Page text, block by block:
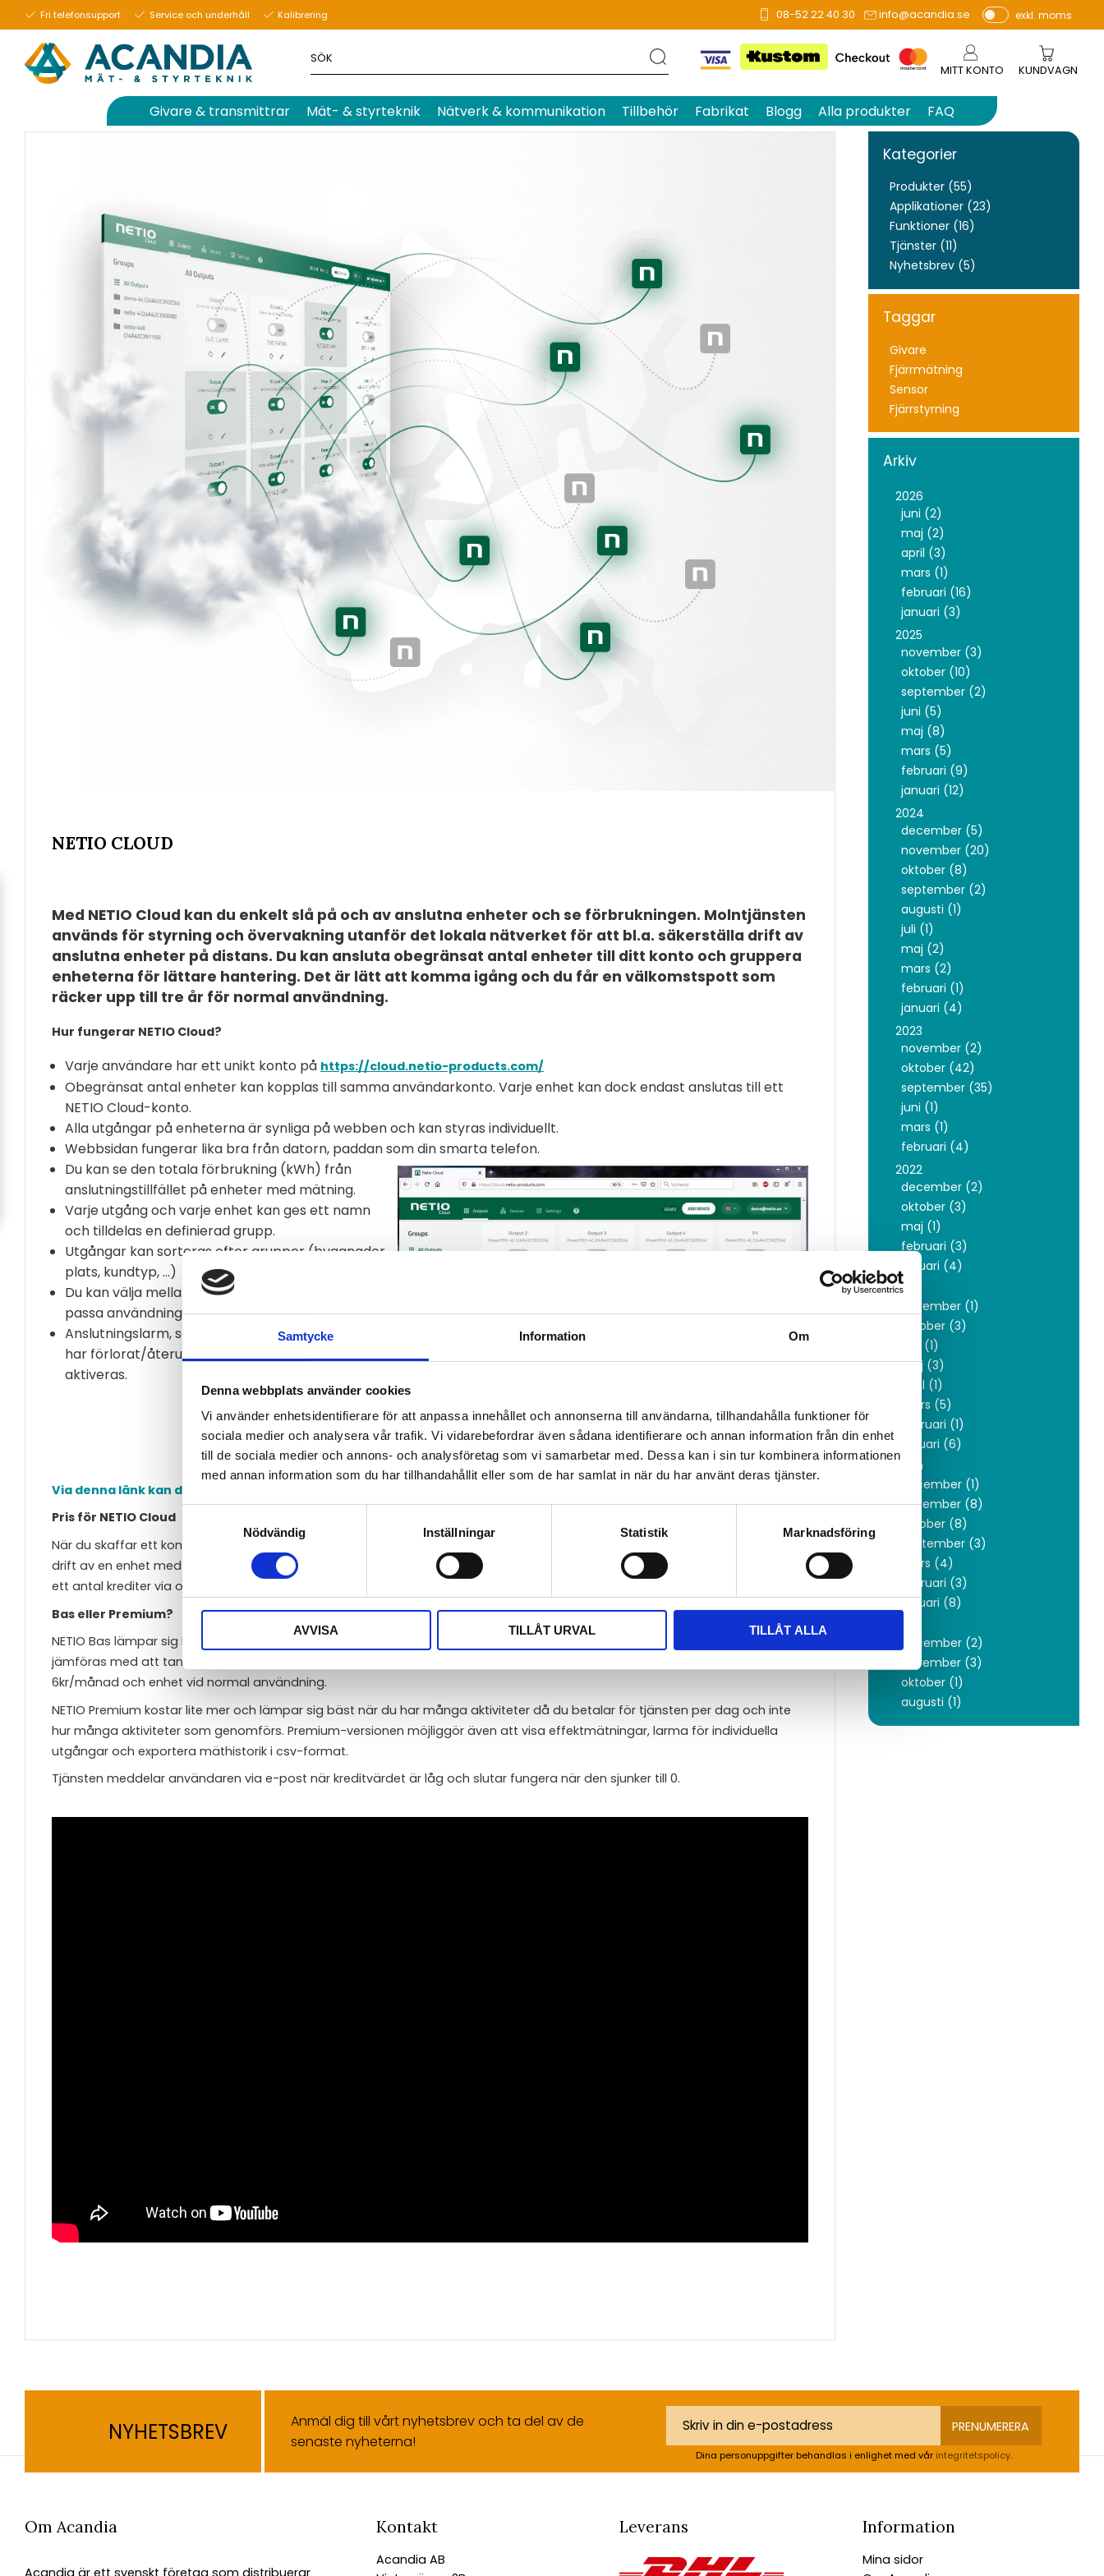
Samtycke Information Om
Denna webbplats använder cookies
Vi använder enhetsidentifierare för att anpassa innehållet och annonserna till användarna, tillhandahålla funktioner för
sociala medier och analysera vår trafik. Vi vidarebefordrar även sådana identifierare och annan information från din enhet
till de sociala medier och annons- och analysföretag som vi samarbetar med. Dessa kan i sin tur kombinera informationen
med annan information som du har tillhandahållit eller som de har samlat in när du har använt deras tjänster.
Nödvändig
Inställningar Statistik Marknadsföring
AVVISA TILLÅT URVAL TILLÅT ALLA
Fri telefonsupport Service och underhåll Kalibrering 08-52 22 40 30 info@acandia.se
P
e
r
vi
exkl. moms
MITT KONTO KUNDVAGN
Givare & transmittrar Mät- & styrteknik Nätverk & kommunikation Tillbehör Fabrikat Blogg Alla produkter FAQ
NETIO CLOUD
Med NETIO Cloud kan du enkelt slå på och av anslutna enheter och se förbrukningen. Molntjänsten
används för styrning och övervakning utanför det lokala nätverket för att bl.a. säkerställa drift av
anslutna enheter på distans. Du kan ansluta obegränsat antal enheter till ditt konto och gruppera
enheterna för lättare hantering. Det är lätt att komma igång och du får en välkomstspott som
räcker upp till tre år för normal användning.
Hur fungerar NETIO Cloud?
Varje användare har ett unikt konto på https://cloud.netio-products.com/
Obegränsat antal enheter kan kopplas till samma användarkonto. Varje enhet kan dock endast anslutas till ett
NETIO Cloud-konto.
Alla utgångar på enheterna är synliga på webben och kan styras individuellt.
Webbsidan fungerar lika bra från datorn, paddan som din smarta telefon.
Du kan se den totala förbrukning (kWh) från
anslutningstillfället på enheter med mätning.
Varje utgång och varje enhet kan ges ett namn
och tilldelas en definierad grupp.
Utgångar kan sorteras efter grupper (byggnader,
plats, kundtyp, ...)
Du kan välja mellan bas och premium för att
passa användningen.
Anslutningslarm, som skickar mejl om att enheten
har förlorat/återupprättat anslutningen, kan
aktiveras.
Via denna länk kan du prova NETIO Cloud
Pris för NETIO Cloud
När du skaffar ett konto bjuder NETIO på en pott, liknande kontantkort för mobiltelefoner. Potten räcker till ca tre års normal
drift av en enhet med NETIO Bas och 2-3 månader med NETIO Premium . När din pott är förbrukad tankar du ditt konto med
ett antal krediter via oss.
Bas eller Premium?
NETIO Bas lämpar sig bäst för dig som har relativt få till- och frånslag. För varje aktivitet dras kredit från din pott. Det kan
jämföras med att tanka ett kontantkort där kostnaden för SMS, samtal och surf belastar din pott. Tjänsten kostar ca
6kr/månad och enhet vid normal användning.
NETIO Premium kostar lite mer och lämpar sig bäst när du har många aktiviteter då du betalar för tjänsten per dag och inte
hur många aktiviteter som genomförs. Premium-versionen möjliggör även att visa effektmätningar, larma för individuella
utgångar och exportera mäthistorik i csv-format.
Tjänsten meddelar användaren via e-post när kreditvärdet är låg och slutar fungera när den sjunker till 0.
Kategorier
Produkter (55)
Applikationer (23)
Funktioner (16)
Tjänster (11)
Nyhetsbrev (5)
Taggar
Givare
Fjärrmätning
Sensor
Fjärrstyrning
Arkiv
2026
juni (2)
maj (2)
april (3)
mars (1)
februari (16)
januari (3)
2025
november (3)
oktober (10)
september (2)
juni (5)
maj (8)
mars (5)
februari (9)
januari (12)
2024
december (5)
november (20)
oktober (8)
september (2)
augusti (1)
juli (1)
maj (2)
mars (2)
februari (1)
januari (4)
2023
november (2)
oktober (42)
september (35)
juni (1)
mars (1)
februari (4)
2022
december (2)
oktober (3)
maj (1)
februari (3)
januari (4)
2021
november (1)
oktober (3)
juni (1)
maj (3)
april (1)
mars (5)
februari (1)
januari (6)
2020
december (1)
november (8)
oktober (8)
september (3)
mars (4)
februari (3)
januari (8)
december (2)
november (3)
oktober (1)
augusti (1)
NYHETSBREV
Anmäl dig till vårt nyhetsbrev och ta del av de
senaste nyheterna!
PRENUMERERA
Dina personuppgifter behandlas i enlighet med vår integritetspolicy.
Om Acandia Kontakt
Acandia AB
Leverans Information
Mina sidor